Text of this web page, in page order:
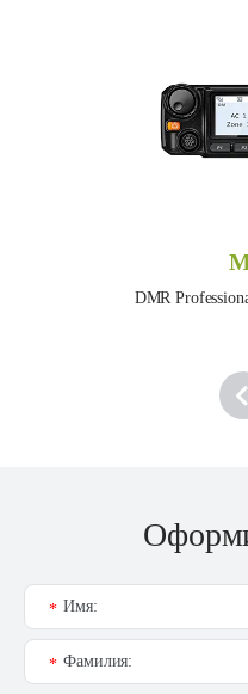
DMR
Имя:
*
Фамилия:
*